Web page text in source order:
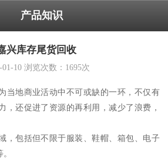
产品知识
兴库存尾货回收
01-10 浏览次数： 1695次
当地商业活动中不可或缺的一环，不仅有
，还促进了资源的再利用，减少了浪费，
，包括但不限于服装、鞋帽、箱包、电子